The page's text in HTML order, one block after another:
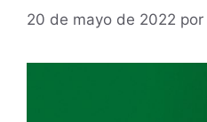
20 de mayo de 2022 por